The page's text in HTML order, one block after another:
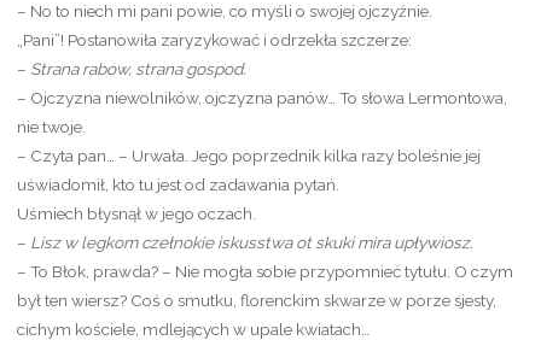
– No to niech mi pani powie, co myśli o swojej ojczyźnie.
„Pani”! Postanowiła zaryzykować i odrzekła szczerze:
– Strana rabow, strana gospod.
– Ojczyzna niewolników, ojczyzna panów… To słowa Lermontowa,
nie twoje.
– Czyta pan… – Urwała. Jego poprzednik kilka razy boleśnie jej
uświadomił, kto tu jest od zadawania pytań.
Uśmiech błysnął w jego oczach.
– Lisz w legkom czełnokie iskusstwa ot skuki mira upływiosz.
– To Błok, prawda? – Nie mogła sobie przypomnieć tytułu. O czym
był ten wiersz? Coś o smutku, florenckim skwarze w porze sjesty,
cichym kościele, mdlejących w upale kwiatach…